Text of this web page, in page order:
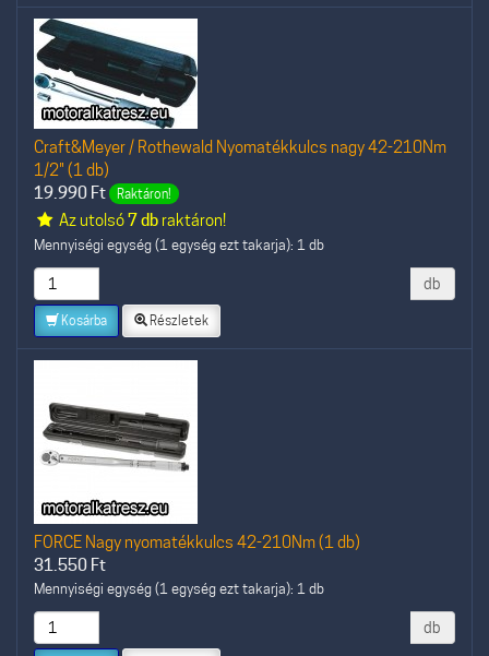
Craft&Meyer / Rothewald Nyomatékkulcs nagy 42-210Nm
1/2" (1 db)
19.990 Ft Raktáron!
Az utolsó7 dbraktáron!
Mennyiségi egység (1 egység ezt takarja): 1 db
db
Kosárba Részletek
FORCE Nagy nyomatékkulcs 42-210Nm (1 db)
31.550 Ft
Mennyiségi egység (1 egység ezt takarja): 1 db
db